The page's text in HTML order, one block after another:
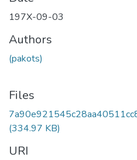
197X-09-03
Authors
(pakots)
Files
(334.97 KB)
URI